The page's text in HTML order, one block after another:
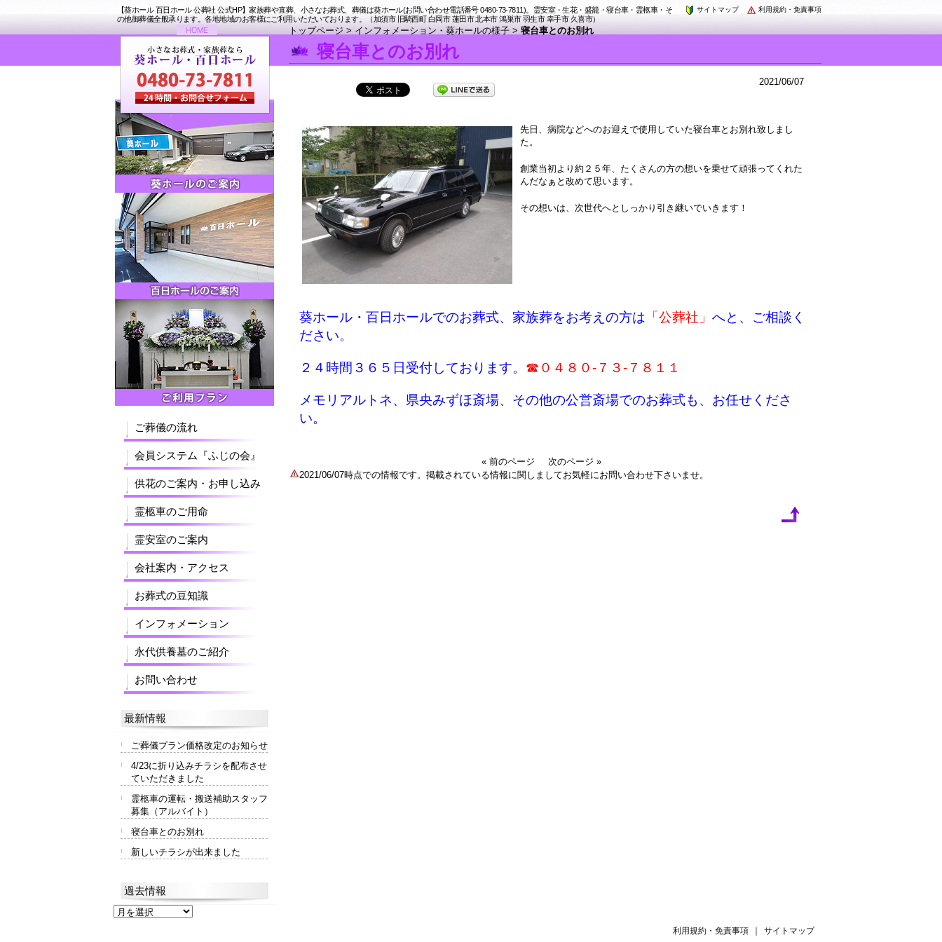
【葵ホール 百日ホール 公葬社 公式HP】家族葬や直葬、小さなお葬式、葬儀は葵ホール(お問い合わせ電話番号 0480-73-7811)。霊安室・生花・盛籠・寝台車・霊柩車・そ
の他御葬儀全般承ります。各地地域のお客様にご利用いただいております。（加須市 旧騎西町 白岡市 蓮田市 北本市 鴻巣市 羽生市 幸手市 久喜市）
利用規約・免責事項
サイトマップ
トップページ > インフォメーション・葵ホールの様子 >寝台車とのお別れ
寝台車とのお別れ
2021/06/07
先日、 病院などへのお迎えで使用していた寝台車とお別れ致しまし
た。
創業当初より約２５年、たくさんの方の想いを乗せて頑張ってくれた
んだなぁと改めて思います。
その想いは、次世代へとしっかり引き継いでいきます！
葵ホール・百日ホールでのお葬式、家族葬をお考えの方は 「公葬社」 へと、 ご相談く
ださい。
２４時間３６５日受付しております。 ☎０４８０-７３-７８１１
メモリアルトネ、県央みずほ斎場、その他の公営斎場でのお葬式も、お任せくださ
い。
« 前のページ
次のページ »
2021/06/07時点での情報です。掲載されている情報に関しましてお気軽にお問い合わせ下さいませ。
ご葬儀の流れ
会員システム『ふじの会』
供花のご案内・お申し込み
霊柩車のご用命
霊安室のご案内
会社案内・アクセス
お葬式の豆知識
インフォメーション
永代供養墓のご紹介
お問い合わせ
最新情報
ご葬儀プラン価格改定のお知らせ
4/23に折り込みチラシを配布させ
ていただきました
霊柩車の運転・搬送補助スタッフ
募集（アルバイト）
寝台車とのお別れ
新しいチラシが出来ました
過去情報
過
サイトマップ
利用規約・免責事項